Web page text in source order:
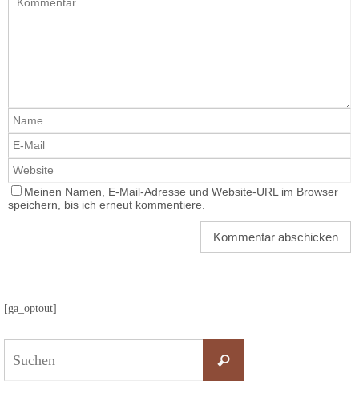
Meinen Namen, E-Mail-Adresse und Website-URL im Browser
speichern, bis ich erneut kommentiere.
[ga_optout]
Suchen